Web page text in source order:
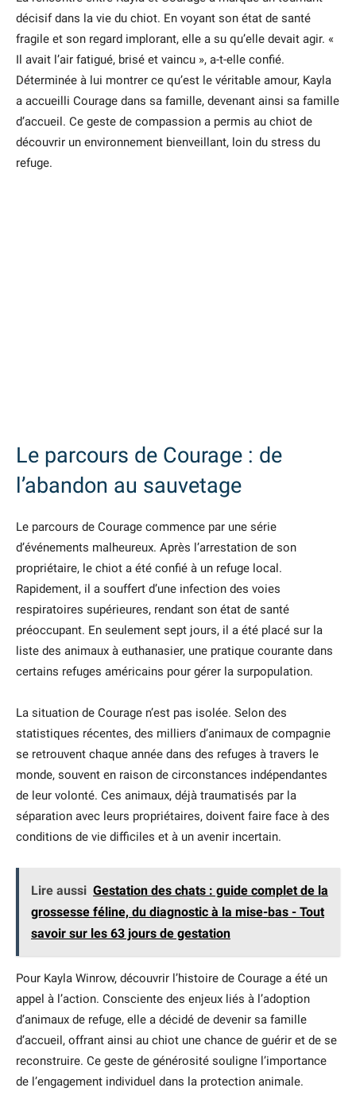
décisif dans la vie du chiot. En voyant son état de santé
fragile et son regard implorant, elle a su qu’elle devait agir. «
Il avait l’air fatigué, brisé et vaincu », a-t-elle confié.
Déterminée à lui montrer ce qu’est le véritable amour, Kayla
a accueilli Courage dans sa famille, devenant ainsi sa famille
d’accueil. Ce geste de compassion a permis au chiot de
découvrir un environnement bienveillant, loin du stress du
refuge.
Le parcours de Courage : de
l’abandon au sauvetage
Le parcours de Courage commence par une série
d’événements malheureux. Après l’arrestation de son
propriétaire, le chiot a été confié à un refuge local.
Rapidement, il a souffert d’une infection des voies
respiratoires supérieures, rendant son état de santé
préoccupant. En seulement sept jours, il a été placé sur la
liste des animaux à euthanasier, une pratique courante dans
certains refuges américains pour gérer la surpopulation.
La situation de Courage n’est pas isolée. Selon des
statistiques récentes, des milliers d’animaux de compagnie
se retrouvent chaque année dans des refuges à travers le
monde, souvent en raison de circonstances indépendantes
de leur volonté. Ces animaux, déjà traumatisés par la
séparation avec leurs propriétaires, doivent faire face à des
conditions de vie difficiles et à un avenir incertain.
Lire aussi Gestation des chats : guide complet de la
grossesse féline, du diagnostic à la mise-bas - Tout
savoir sur les 63 jours de gestation
Pour Kayla Winrow, découvrir l’histoire de Courage a été un
appel à l’action. Consciente des enjeux liés à l’adoption
d’animaux de refuge, elle a décidé de devenir sa famille
d’accueil, offrant ainsi au chiot une chance de guérir et de se
reconstruire. Ce geste de générosité souligne l’importance
de l’engagement individuel dans la protection animale.